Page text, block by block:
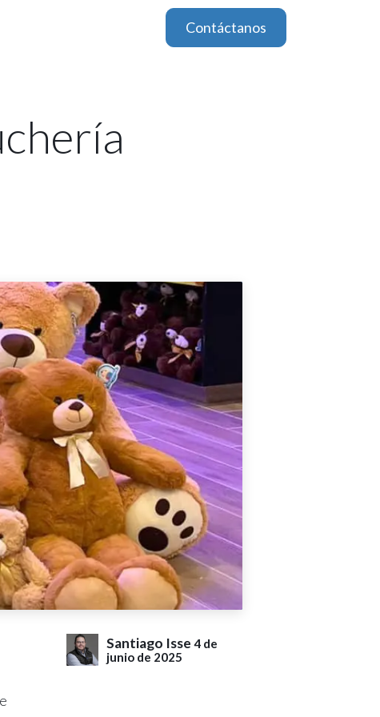
Contáctanos
Santiago Isse 4 de
junio de 2025